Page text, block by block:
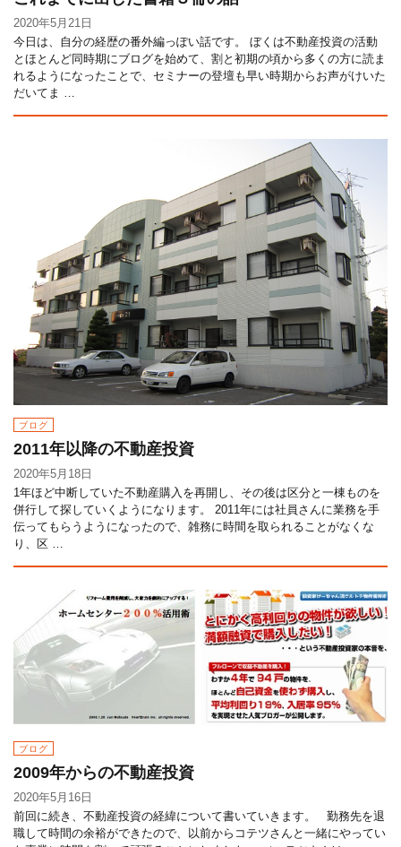
2020年5月21日
今日は、自分の経歴の番外編っぽい話です。 ぼくは不動産投資の活動
とほとんど同時期にブログを始めて、割と初期の頃から多くの方に読ま
れるようになったことで、セミナーの登壇も早い時期からお声がけいた
だいてま …
ブログ
2011年以降の不動産投資
2020年5月18日
1年ほど中断していた不動産購入を再開し、その後は区分と一棟ものを
併行して探していくようになります。 2011年には社員さんに業務を手
伝ってもらうようになったので、雑務に時間を取られることがなくな
り、区 …
ブログ
2009年からの不動産投資
2020年5月16日
前回に続き、不動産投資の経緯について書いていきます。 勤務先を退
職して時間の余裕ができたので、以前からコテツさんと一緒にやってい